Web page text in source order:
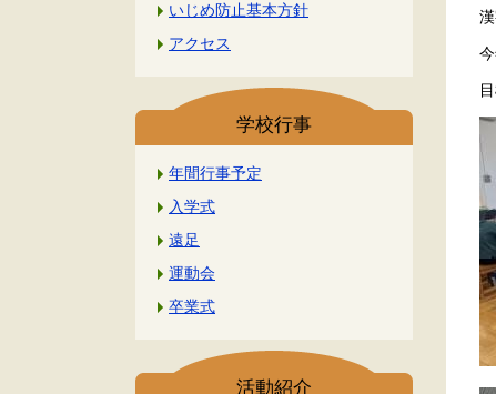
いじめ防止基本方針
アクセス
学校行事
年間行事予定
入学式
遠足
運動会
卒業式
活動紹介